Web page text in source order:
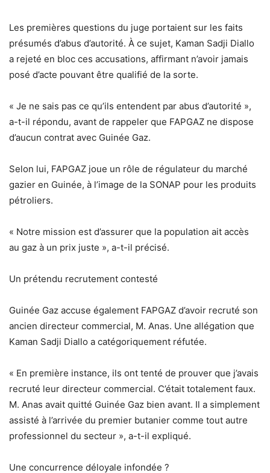
Les premières questions du juge portaient sur les faits
présumés d’abus d’autorité. À ce sujet, Kaman Sadji Diallo
a rejeté en bloc ces accusations, affirmant n’avoir jamais
posé d’acte pouvant être qualifié de la sorte.
« Je ne sais pas ce qu’ils entendent par abus d’autorité »,
a-t-il répondu, avant de rappeler que FAPGAZ ne dispose
d’aucun contrat avec Guinée Gaz.
Selon lui, FAPGAZ joue un rôle de régulateur du marché
gazier en Guinée, à l’image de la SONAP pour les produits
pétroliers.
« Notre mission est d’assurer que la population ait accès
au gaz à un prix juste », a-t-il précisé.
Un prétendu recrutement contesté
Guinée Gaz accuse également FAPGAZ d’avoir recruté son
ancien directeur commercial, M. Anas. Une allégation que
Kaman Sadji Diallo a catégoriquement réfutée.
« En première instance, ils ont tenté de prouver que j’avais
recruté leur directeur commercial. C’était totalement faux.
M. Anas avait quitté Guinée Gaz bien avant. Il a simplement
assisté à l’arrivée du premier butanier comme tout autre
professionnel du secteur », a-t-il expliqué.
Une concurrence déloyale infondée ?